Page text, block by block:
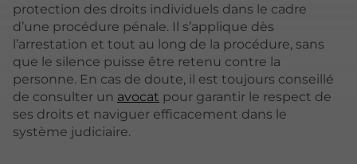
protection des droits individuels dans le cadre
d’une procédure pénale. Il s’applique dès
l’arrestation et tout au long de la procédure, sans
que le silence puisse être retenu contre la
personne. En cas de doute, il est toujours conseillé
de consulter un avocat pour garantir le respect de
ses droits et naviguer efficacement dans le
système judiciaire.